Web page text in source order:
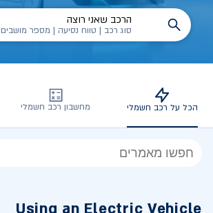
הרכב שאני רוצה
סוג רכב | טווח נסיעה | מספר מושבים
הכל על רכב חשמלי מחשבון רכב חשמלי